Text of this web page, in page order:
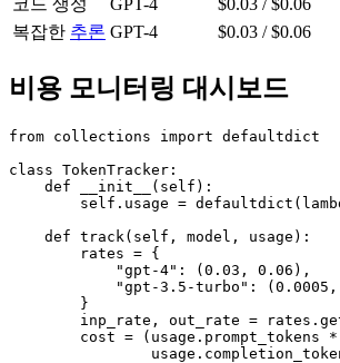
복잡한 추론 GPT-4 $0.03 / $0.06
비용 모니터링 대시보드
from collections import defaultdict
class TokenTracker:
    def __init__(self):
self.usage =
    def track(self, model, usage):
        rates = {
            "gpt-4": (0.03, 0.06),
"gpt-3.5-turbo": (0.0005,
        }
inp_rate, out_rate =
cost = (usage.prompt_tokens